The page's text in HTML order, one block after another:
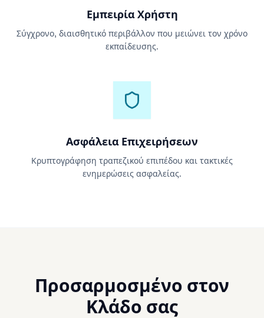
Εμπειρία Χρήστη
Σύγχρονο, διαισθητικό περιβάλλον που μειώνει τον χρόνο
εκπαίδευσης.
Ασφάλεια Επιχειρήσεων
Κρυπτογράφηση τραπεζικού επιπέδου και τακτικές
ενημερώσεις ασφαλείας.
Προσαρμοσμένο στον
Κλάδο σας